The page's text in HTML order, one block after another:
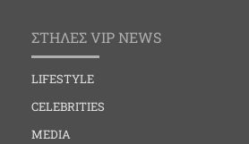
ΣΤΗΛΕΣ VIP NEWS
LIFESTYLE
CELEBRITIES
MEDIA